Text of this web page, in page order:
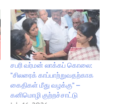
சபரி வர்மன் லாக்கப் கொலை:
"சிலரைக் காப்பாற்றுவதற்காக
கைதிகள் மீது வழக்கு" –
கனிமொழி குற்றச்சாட்டு